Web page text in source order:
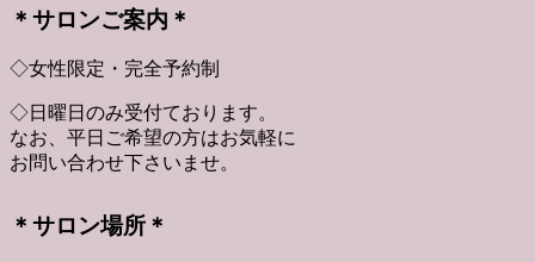
＊サロンご案内＊
◇女性限定・完全予約制
◇日曜日のみ受付ております。
なお、平日ご希望の方はお気軽に
お問い合わせ下さいませ。
＊サロン場所＊